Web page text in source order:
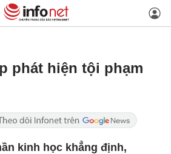
phát hiện tội phạm
kinh học khẳng định,